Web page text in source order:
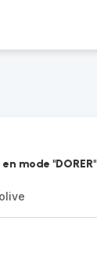
mode "DORER"